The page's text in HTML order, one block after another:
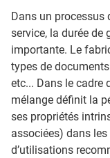
Dans un processus
service, la durée
importante. Le
types de
etc... Dans le cadre
mélange définit la
ses propriétés
associées) dans
d’utilisations